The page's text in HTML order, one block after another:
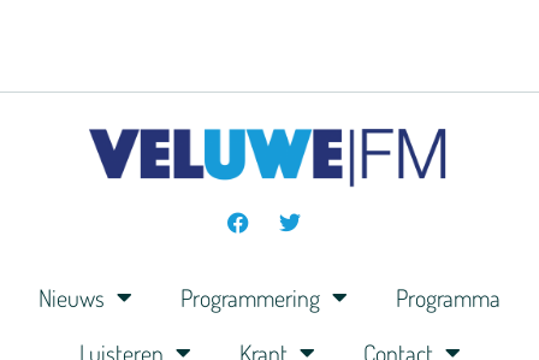
Nieuws Programmering
Programma
Luisteren
Krant Contact